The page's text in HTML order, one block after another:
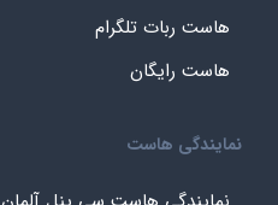
هاست ربات تلگرام
هاست رایگان
نمایندگی هاست